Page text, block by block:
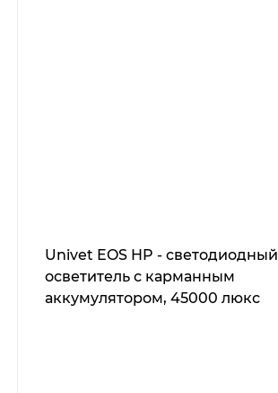
Univet EOS HP - светодиодный
осветитель с карманным
аккумулятором, 45000 люкс